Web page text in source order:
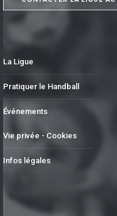
La Ligue
Pratiquer le Handball
Événements
Vie privée - Cookies
Infos légales